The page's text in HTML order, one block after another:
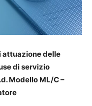
attuazione delle
di servizio
Modello ML/C –